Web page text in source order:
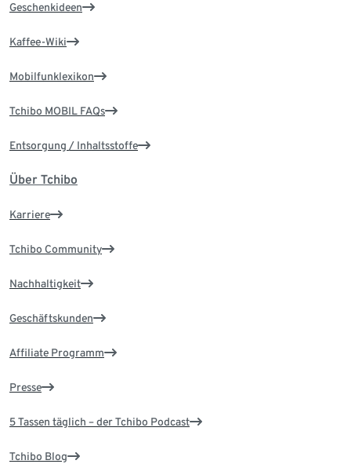
Geschenkideen
Kaffee-Wiki
Mobilfunklexikon
Tchibo MOBIL FAQs
Entsorgung / Inhaltsstoffe
Über Tchibo
Karriere
Tchibo Community
Nachhaltigkeit
Geschäftskunden
Affiliate Programm
Presse
5 Tassen täglich – der Tchibo Podcast
Tchibo Blog